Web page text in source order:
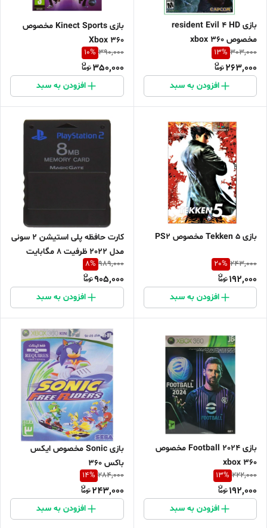
بازی resident Evil 4 HD
مخصوص xbox 360
303,000
13%
263,000
افزودن به سبد
بازی Kinect Sports مخصوص
Xbox 360
390,000
10%
350,000
افزودن به سبد
بازی Tekken 5 مخصوص PS2
243,000
20%
192,000
افزودن به سبد
کارت حافظه پلی استیشن 2 سونی
مدل 2022 ظرفیت 8 مگابایت
989,000
8%
905,000
افزودن به سبد
بازی Football 2024 مخصوص
xbox 360
222,000
13%
192,000
افزودن به سبد
بازی Sonic مخصوص ایکس
باکس 360
284,000
14%
243,000
افزودن به سبد